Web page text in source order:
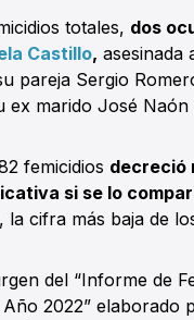
totales, dos
Castillo, asesinada
pareja Sergio
ex marido José
femicidios decreció
si se lo
la cifra más baja de
del “Informe de
2022” elaborado